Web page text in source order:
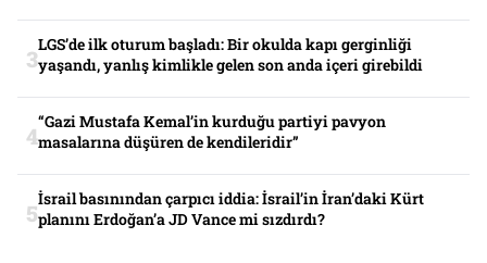
LGS’de ilk oturum başladı: Bir okulda kapı gerginliği
yaşandı, yanlış kimlikle gelen son anda içeri girebildi
“Gazi Mustafa Kemal’in kurduğu partiyi pavyon
masalarına düşüren de kendileridir”
İsrail basınından çarpıcı iddia: İsrail’in İran’daki Kürt
planını Erdoğan’a JD Vance mi sızdırdı?